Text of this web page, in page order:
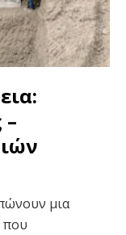
–
μια
που